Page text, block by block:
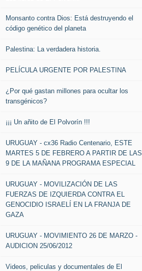
Monsanto contra Dios: Está destruyendo el
código genético del planeta
Palestina: La verdadera historia.
PELÍCULA URGENTE POR PALESTINA
¿Por qué gastan millones para ocultar los
transgénicos?
¡¡¡ Un añito de El Polvorín !!!
URUGUAY - cx36 Radio Centenario, ESTE
MARTES 5 DE FEBRERO A PARTIR DE LAS
9 DE LA MAÑANA PROGRAMA ESPECIAL
URUGUAY - MOVILIZACIÓN DE LAS
FUERZAS DE IZQUIERDA CONTRA EL
GENOCIDIO ISRAELÍ EN LA FRANJA DE
GAZA
URUGUAY - MOVIMIENTO 26 DE MARZO -
AUDICION 25/06/2012
Videos, peliculas y documentales de El